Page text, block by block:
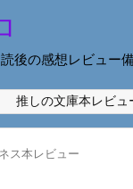
後の感想レビュー
推しの文庫本レビュ
ス本レビュー